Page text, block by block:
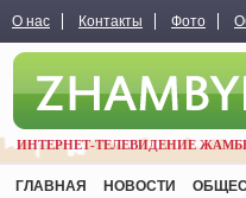
О нас Контакты Фото
ИНТЕРНЕТ-ТЕЛЕВИДЕНИЕ
ГЛАВНАЯ НОВОСТИ